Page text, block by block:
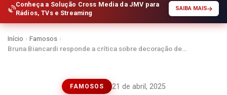
Conheça a Solução Cross Media da JMV para
Rádios, TVs e Streaming
SAIBA MAIS
Início › Famosos ›
Bruna Biancardi responde a crítica sobre decoração de…
FAMOSOS 21 de abril, 2025